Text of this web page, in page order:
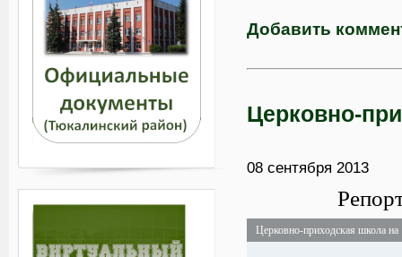
Добавить
Церковно-
08 сентября 2013
Церковно-приходская школа